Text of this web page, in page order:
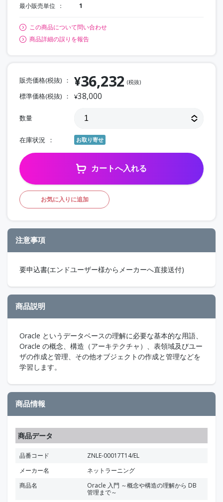
最小販売単位 1
この商品について問い合わせ
商品詳細の誤りを報告
販売価格(税抜) ¥36,232 (税抜)
標準価格(税抜) ¥38,000
数量
在庫状況 お取り寄せ
カートへ入れる
お気に入りに追加
注意事項
要申込書(エンドユーザー様からメーカーへ直接送付)
商品説明
Oracle というデータベースの理解に必要な基本的な用語、
Oracle の概念、構造（アーキテクチャ）、表領域及びユー
ザの作成と管理、その他オブジェクトの作成と管理などを
学習します。
商品情報
商品データ
品番コード
ZNLE-00017T14/EL
メーカー名
ネットラーニング
商品名
Oracle 入門 ～概念や構造の理解から DB
管理まで～